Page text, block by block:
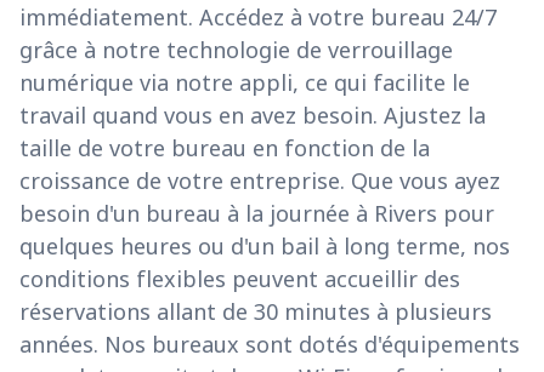
immédiatement. Accédez à votre bureau 24/7
grâce à notre technologie de verrouillage
numérique via notre appli, ce qui facilite le
travail quand vous en avez besoin. Ajustez la
taille de votre bureau en fonction de la
croissance de votre entreprise. Que vous ayez
besoin d'un bureau à la journée à Rivers pour
quelques heures ou d'un bail à long terme, nos
conditions flexibles peuvent accueillir des
réservations allant de 30 minutes à plusieurs
années. Nos bureaux sont dotés d'équipements